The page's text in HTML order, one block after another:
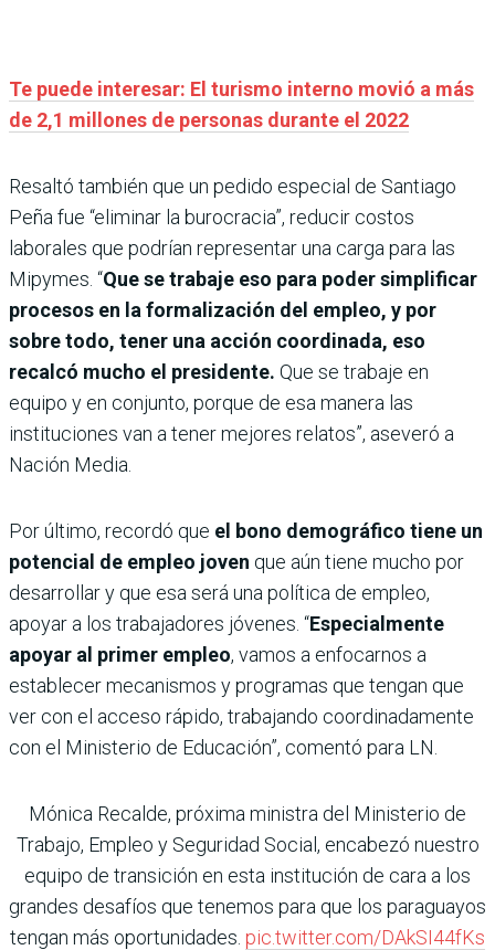
Te puede interesar: El turismo interno movió a más
de 2,1 millones de personas durante el 2022
Resaltó también que un pedido especial de Santiago
Peña fue “eliminar la burocracia”, reducir costos
laborales que podrían representar una carga para las
Mipymes. “Que se trabaje eso para poder simplificar
procesos en la formalización del empleo, y por
sobre todo, tener una acción coordinada, eso
recalcó mucho el presidente. Que se trabaje en
equipo y en conjunto, porque de esa manera las
instituciones van a tener mejores relatos”, aseveró a
Nación Media.
Por último, recordó que el bono demográfico tiene un
potencial de empleo joven que aún tiene mucho por
desarrollar y que esa será una política de empleo,
apoyar a los trabajadores jóvenes. “Especialmente
apoyar al primer empleo, vamos a enfocarnos a
establecer mecanismos y programas que tengan que
ver con el acceso rápido, trabajando coordinadamente
con el Ministerio de Educación”, comentó para LN.
Mónica Recalde, próxima ministra del Ministerio de
Trabajo, Empleo y Seguridad Social, encabezó nuestro
equipo de transición en esta institución de cara a los
grandes desafíos que tenemos para que los paraguayos
tengan más oportunidades. pic.twitter.com/DAkSI44fKs